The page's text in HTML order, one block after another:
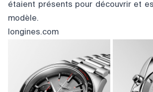
étaient présents pour découvrir et
modèle.
longines.com